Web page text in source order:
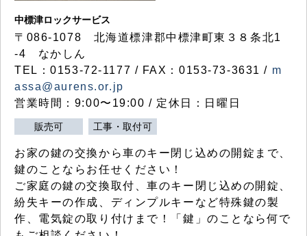
中標津ロックサービス
〒086-1078 北海道標津郡中標津町東３８条北1
-4 なかしん
TEL：0153-72-1177 / FAX：0153-73-3631 / m
assa@aurens.or.jp
営業時間：9:00〜19:00 / 定休日：日曜日
販売可 工事・取付可
お家の鍵の交換から車のキー閉じ込めの開錠まで、
鍵のことならお任せください！
ご家庭の鍵の交換取付、車のキー閉じ込めの開錠、
紛失キーの作成、ディンプルキーなど特殊鍵の製
作、電気錠の取り付けまで！「鍵」のことなら何で